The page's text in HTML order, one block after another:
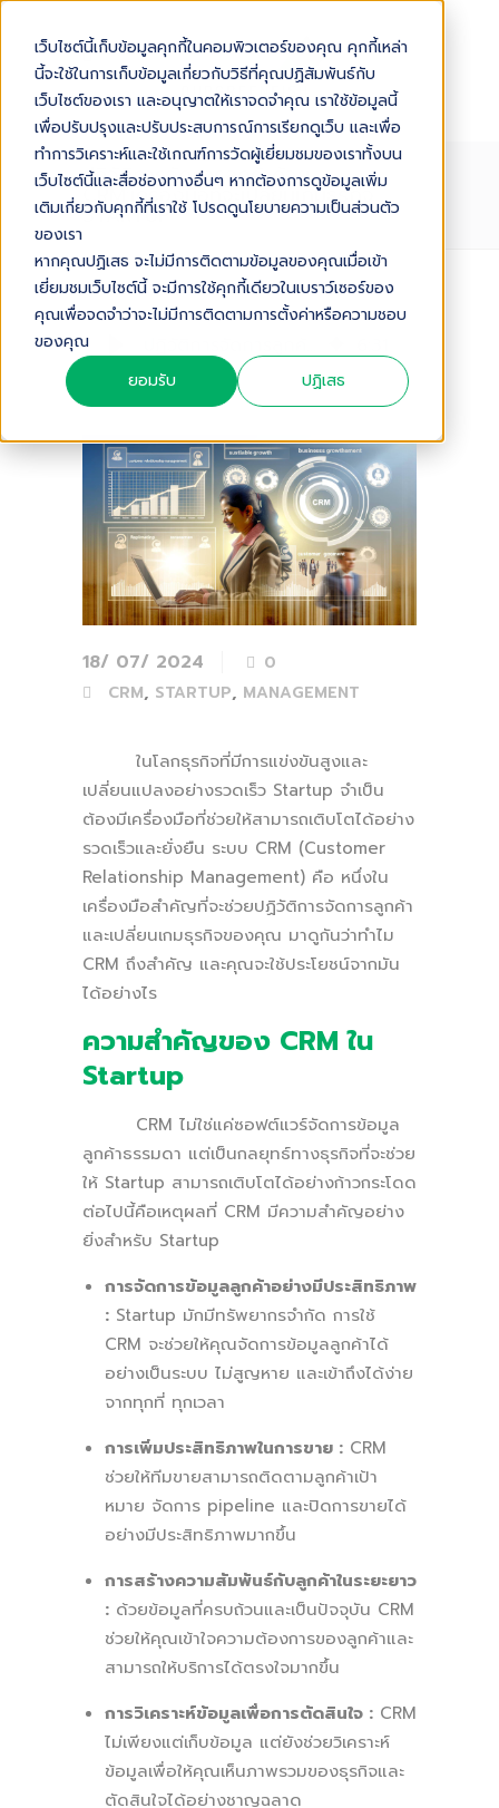
เว็บไซต์นี้เก็บข้อมูลคุกกี้ในคอมพิวเตอร์ของคุณ คุกกี้เหล่า
นี้จะใช้ในการเก็บข้อมูลเกี่ยวกับวิธีที่คุณปฏิสัมพันธ์กับ
เว็บไซต์ของเรา และอนุญาตให้เราจดจำคุณ เราใช้ข้อมูลนี้
เพื่อปรับปรุงและปรับประสบการณ์การเรียกดูเว็บ และเพื่อ
ทำการวิเคราะห์และใช้เกณฑ์การวัดผู้เยี่ยมชมของเราทั้งบน
เว็บไซต์นี้และสื่อช่องทางอื่นๆ หากต้องการดูข้อมูลเพิ่ม
เติมเกี่ยวกับคุกกี้ที่เราใช้ โปรดดูนโยบายความเป็นส่วนตัว
ของเรา
หากคุณปฏิเสธ จะไม่มีการติดตามข้อมูลของคุณเมื่อเข้า
เยี่ยมชมเว็บไซต์นี้ จะมีการใช้คุกกี้เดียวในเบราว์เซอร์ของ
คุณเพื่อจดจำว่าจะไม่มีการติดตามการตั้งค่าหรือความชอบ
ของคุณ
ยอมรับ
ปฏิเสธ
ปฏิวัติการจัดการลูกค้าด้วย
CRM:เครื่องมือที่จะเปลี่ยนเกมธุรกิจ
STARTUP
Audio Version
18/ 07/ 2024
0
CRM, STARTUP, MANAGEMENT
ในโลกธุรกิจที่มีการแข่งขันสูงและ
เปลี่ยนแปลงอย่างรวดเร็ว Startup จำเป็น
ต้องมีเครื่องมือที่ช่วยให้สามารถเติบโตได้อย่าง
รวดเร็วและยั่งยืน ระบบ CRM (Customer
Relationship Management) คือ หนึ่งใน
เครื่องมือสำคัญที่จะช่วยปฏิวัติการจัดการลูกค้า
และเปลี่ยนเกมธุรกิจของคุณ มาดูกันว่าทำไม
CRM ถึงสำคัญ และคุณจะใช้ประโยชน์จากมัน
ได้อย่างไร
ความสำคัญของ CRM ใน
Startup
CRM ไม่ใช่แค่ซอฟต์แวร์จัดการข้อมูล
ลูกค้าธรรมดา แต่เป็นกลยุทธ์ทางธุรกิจที่จะช่วย
ให้ Startup สามารถเติบโตได้อย่างก้าวกระโดด
ต่อไปนี้คือเหตุผลที่ CRM มีความสำคัญอย่าง
ยิ่งสำหรับ Startup
การจัดการข้อมูลลูกค้าอย่างมีประสิทธิภาพ
: Startup มักมีทรัพยากรจำกัด การใช้
CRM จะช่วยให้คุณจัดการข้อมูลลูกค้าได้
อย่างเป็นระบบ ไม่สูญหาย และเข้าถึงได้ง่าย
จากทุกที่ ทุกเวลา
การเพิ่มประสิทธิภาพในการขาย : CRM
ช่วยให้ทีมขายสามารถติดตามลูกค้าเป้า
หมาย จัดการ pipeline และปิดการขายได้
อย่างมีประสิทธิภาพมากขึ้น
การสร้างความสัมพันธ์กับลูกค้าในระยะยาว
: ด้วยข้อมูลที่ครบถ้วนและเป็นปัจจุบัน CRM
ช่วยให้คุณเข้าใจความต้องการของลูกค้าและ
สามารถให้บริการได้ตรงใจมากขึ้น
การวิเคราะห์ข้อมูลเพื่อการตัดสินใจ : CRM
ไม่เพียงแต่เก็บข้อมูล แต่ยังช่วยวิเคราะห์
ข้อมูลเพื่อให้คุณเห็นภาพรวมของธุรกิจและ
ตัดสินใจได้อย่างชาญฉลาด